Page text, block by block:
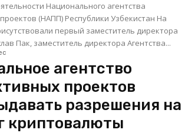
Национального агентства
(НАПП) Республики Узбекистан На
первый заместитель директора
Пак, заместитель директора Агентства...
агентство
проектов
разрешения на
криптовалюты